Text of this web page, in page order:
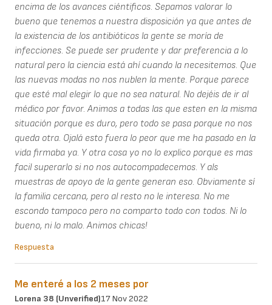
encima de los avances ciéntificos. Sepamos valorar lo
bueno que tenemos a nuestra disposición ya que antes de
la existencia de los antibióticos la gente se moría de
infecciones. Se puede ser prudente y dar preferencia a lo
natural pero la ciencia está ahí cuando la necesitemos. Que
las nuevas modas no nos nublen la mente. Porque parece
que esté mal elegir lo que no sea natural. No dejéis de ir al
médico por favor. Animos a todas las que esten en la misma
situación porque es duro, pero todo se pasa porque no nos
queda otra. Ojalá esto fuera lo peor que me ha pasado en la
vida firmaba ya. Y otra cosa yo no lo explico porque es mas
facil superarlo si no nos autocompadecemos. Y als
muestras de apoyo de la gente generan eso. Obviamente sí
la familia cercana, pero al resto no le interesa. No me
escondo tampoco pero no comparto todo con todos. Ni lo
bueno, ni lo malo. Animos chicas!
Respuesta
Me enteré a los 2 meses por
Lorena 38 (unverified)17 Nov 2022